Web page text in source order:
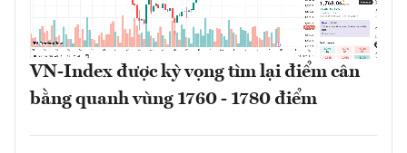
VN-Index được kỳ vọng tìm lại điểm cân
bằng quanh vùng 1760 - 1780 điểm